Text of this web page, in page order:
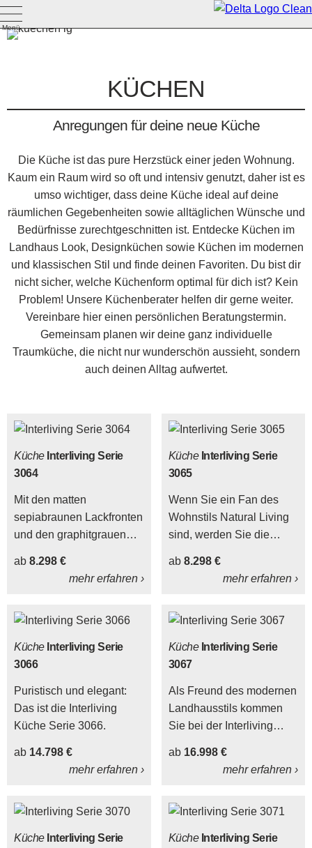
Menü
KÜCHEN
Anregungen für deine neue Küche
Die Küche ist das pure Herzstück einer jeden Wohnung.
Kaum ein Raum wird so oft und intensiv genutzt, daher ist es
umso wichtiger, dass deine Küche ideal auf deine
räumlichen Gegebenheiten sowie alltäglichen Wünsche und
Bedürfnisse zurechtgeschnitten ist. Entdecke Küchen im
Landhaus Look, Designküchen sowie Küchen im modernen
und klassischen Stil und finde deinen Favoriten. Du bist dir
nicht sicher, welche Küchenform optimal für dich ist? Kein
Problem! Unsere Küchenberater helfen dir gerne weiter.
Vereinbare hier einen persönlichen Beratungstermin.
Gemeinsam planen wir deine ganz individuelle
Traumküche, die nicht nur wunderschön aussieht, sondern
auch deinen Alltag aufwertet.
Küche Interliving Serie
3064
Mit den matten
sepiabraunen Lackfronten
und den graphitgrauen
Farbkombination.
ab 8.298 €
mehr erfahren ›
Küche Interliving Serie
3065
Wenn Sie ein Fan des
Wohnstils Natural Living
sind, werden Sie die
ab 8.298 €
mehr erfahren ›
Küche Interliving Serie
3066
Puristisch und elegant:
Das ist die Interliving
Küche Serie 3066.
ab 14.798 €
mehr erfahren ›
Küche Interliving Serie
3067
Als Freund des modernen
Landhausstils kommen
Sie bei der Interliving
ab 16.998 €
mehr erfahren ›
Küche Interliving Serie
Küche Interliving Serie